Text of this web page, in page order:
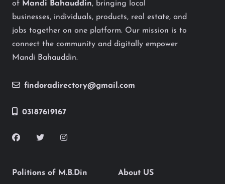
of Mandi Bahauddin, bringing local
businesses, individuals, products, real estate, and
jobs together on one platform. Our mission is to
connect the community and digitally empower
Mandi Bahauddin.
findoradirectory@gmail.com
03187619167
Politions of M.B.Din About US